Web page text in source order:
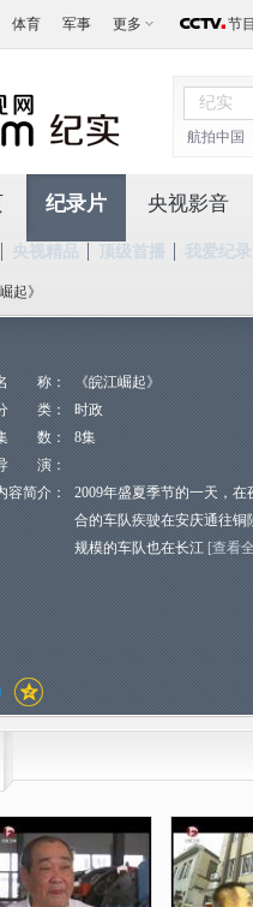
体育 军事 更多 节
航拍中国
纪录片
央视精品 顶级首播 我爱纪
央视影音
起》
称：
《皖江崛起》
类：
时政
数：
8集
演：
容简介：
2009年盛夏季节的一天，
合的车队疾驶在安庆通往
规模的车队也在长江 [查看